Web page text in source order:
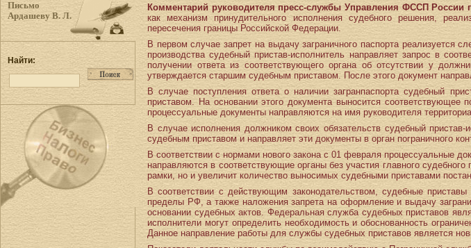
Письмо
Ардашеву В. Л.
Найти:
Комментарий руководителя пресс-службы Управления ФССП
как механизм принудительного исполнения судебного решения,
пересечения границы Российской Федерации.
В первом случае запрет на выдачу заграничного паспорта реализуется
производства судебный пристав-исполнитель направляет запрос в
получении ответа из соответствующего органа об отсутствии у
утверждается старшим судебным приставом. После этого документ
В случае поступления ответа о наличии загранпаспорта судебный
приставом. На основании этого документа выносится соответствующее
процессуальные документы направляются на имя руководителя
В случае исполнения должником своих обязательств судебный
судебным приставом и направляет эти документы в орган пограничного
В соответствии с нормами нового закона с 01 февраля процессуальные
направляются в соответствующие органы без участия главного
рамки, но и увеличит количество выносимых судебными приставами
В соответствии с действующим законодательством, судебные
пределы РФ, а также наложения запрета на оформление и выдачу
основании судебных актов. Федеральная служба судебных приставов
исполнители могут определить необходимость и обоснованность
Данное направление работы для службы судебных приставов является